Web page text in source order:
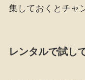
集しておくとチャ
レンタルで試し